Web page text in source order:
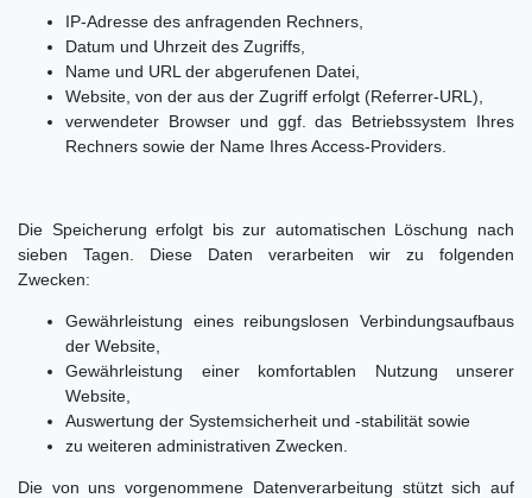
IP-Adresse des anfragenden Rechners,
Datum und Uhrzeit des Zugriffs,
Name und URL der abgerufenen Datei,
Website, von der aus der Zugriff erfolgt (Referrer-URL),
verwendeter Browser und ggf. das Betriebssystem Ihres
Rechners sowie der Name Ihres Access-Providers.
Die Speicherung erfolgt bis zur automatischen Löschung nach
sieben Tagen. Diese Daten verarbeiten wir zu folgenden
Zwecken:
Gewährleistung eines reibungslosen Verbindungsaufbaus
der Website,
Gewährleistung einer komfortablen Nutzung unserer
Website,
Auswertung der Systemsicherheit und -stabilität sowie
zu weiteren administrativen Zwecken.
Die von uns vorgenommene Datenverarbeitung stützt sich auf